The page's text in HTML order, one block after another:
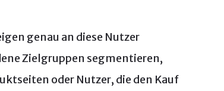
genau an diese Nutzer
Zielgruppen segmentieren,
oder Nutzer, die den Kauf